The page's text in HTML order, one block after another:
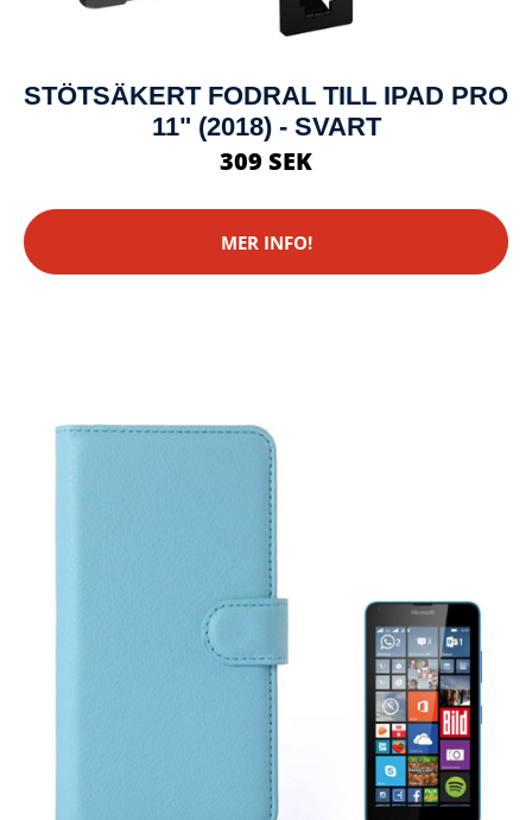
STÖTSÄKERT FODRAL TILL IPAD PRO
11" (2018) - SVART
309 SEK
MER INFO!